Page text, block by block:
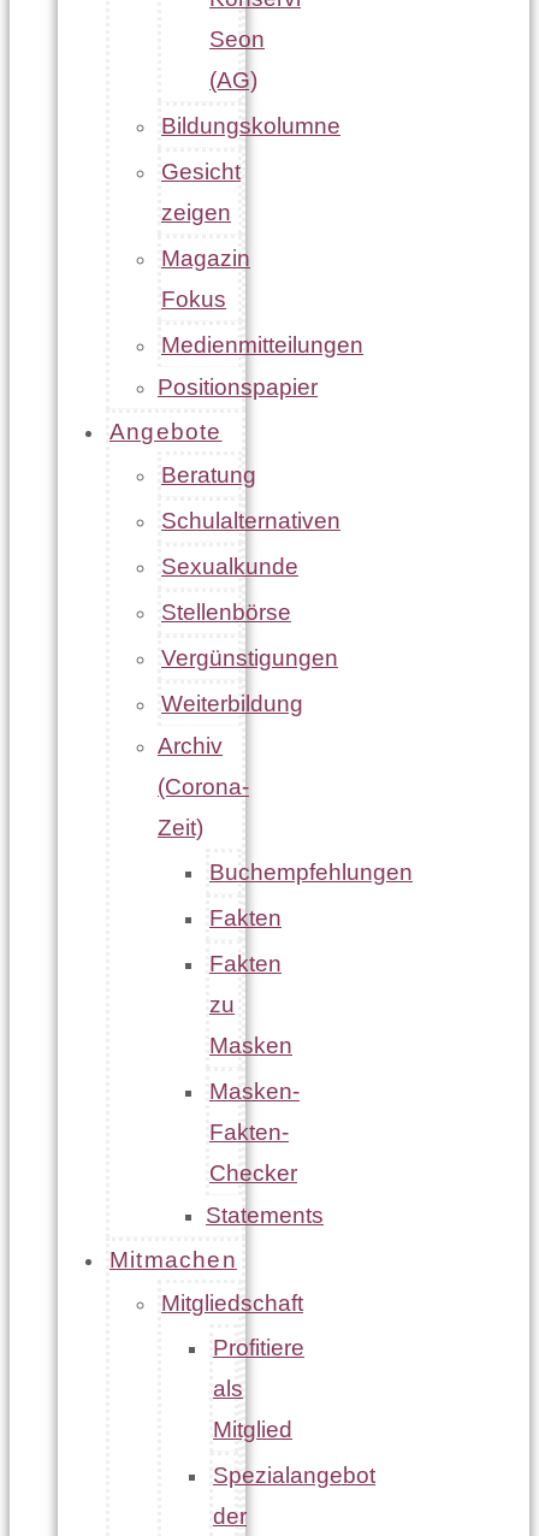
Seon
(AG)
Bildungskolumne
Gesicht
zeigen
Magazin
Fokus
Medienmitteilungen
Positionspapier
Angebote
Beratung
Schulalternativen
Sexualkunde
Stellenbörse
Vergünstigungen
Weiterbildung
Archiv
(Corona-
Zeit)
Buchempfehlungen
Fakten
Fakten
zu
Masken
Masken-
Fakten-
Checker
Statements
Mitmachen
Mitgliedschaft
Profitiere
als
Mitglied
Spezialangebot
der